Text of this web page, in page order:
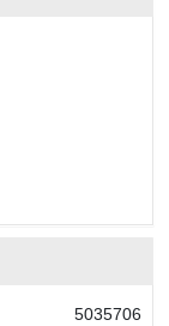
5035706